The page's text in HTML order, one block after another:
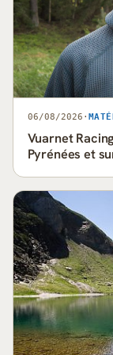
06/08/2026 ·
Vuarnet
Pyrénées et